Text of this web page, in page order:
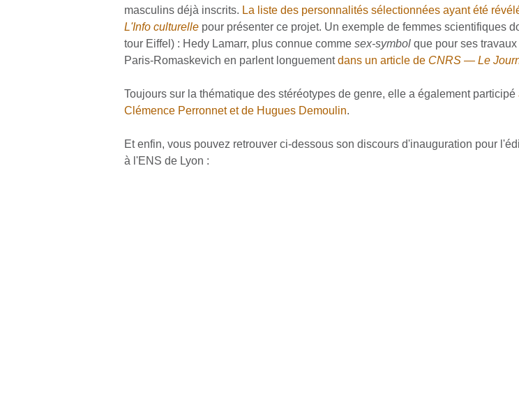
masculins déjà inscrits. La liste des personnalités sélectionnées ayant été
L'Info culturelle pour présenter ce projet. Un exemple de femmes scientifiques
tour Eiffel) : Hedy Lamarr, plus connue comme sex-symbolque pour ses
Paris-Romaskevich en parlent longuementdans un article de CNRS — Le
Toujours sur la thématique des stéréotypes de genre, elle a également participé
Clémence Perronnet et de Hugues Demoulin.
Et enfin, vous pouvez retrouver ci-dessous son discours d'inauguration pour
à l'ENS de Lyon :